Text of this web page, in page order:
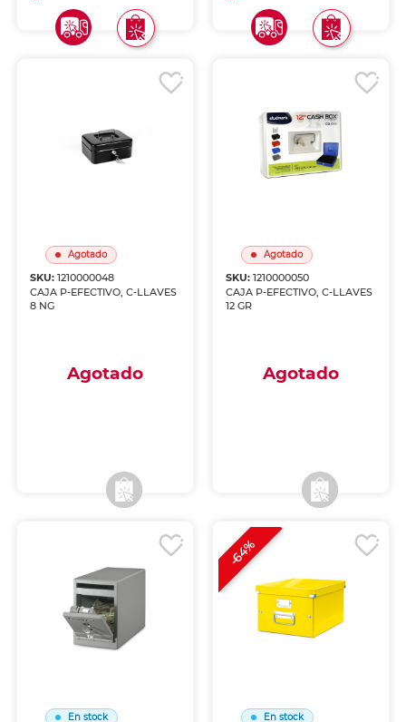
Agotado
SKU:1210000048
CAJA P-EFECTIVO, C-LLAVES
8 NG
Agotado
Agotado
SKU: 1210000050
CAJA P-EFECTIVO, C-LLAVES
12 GR
Agotado
En stock En stock
-64%